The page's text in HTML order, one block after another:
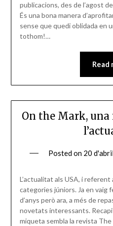
publicacions, des de l’agost
És una bona manera
sense que quedi oblidada en
tothom!…
Read
On the Mark,
Posted on 20
L’actualitat als USA, i
categories júniors. Ja en vaig
d’anys però ara, a més de
novetats interessants.
miqueta sembla la revista The